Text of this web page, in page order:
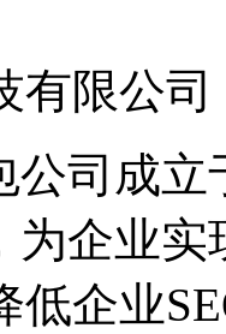
有限公
公司成
为企业
低企业